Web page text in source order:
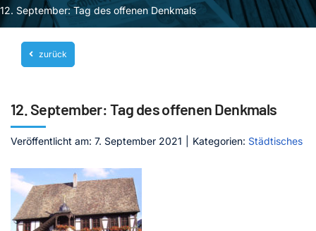
Themen
Blog
Unternehmen
Mediathek
Kontakt
12. September: Tag des offenen Denkmals
zurück
12. September: Tag des offenen Denkmals
Veröffentlicht am: 7. September 2021 Kategorien: Städtisches